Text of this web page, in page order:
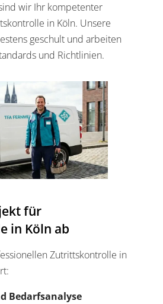
wir Ihr kompetenter
in Köln. Unsere
geschult und arbeiten
und Richtlinien.
für
in Köln ab
Zutrittskontrolle in
Bedarfsanalyse